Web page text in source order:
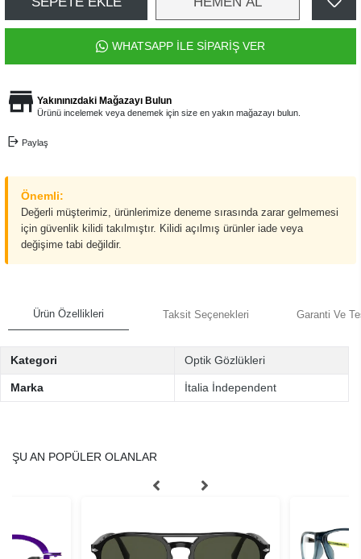
WHATSAPP İLE SİPARİŞ VER
Yakınınızdaki Mağazayı Bulun
Ürünü incelemek veya denemek için size en yakın mağazayı bulun.
Paylaş
Önemli:
Değerli müşterimiz, ürünlerimize deneme sırasında zarar gelmemesi
için güvenlik kilidi takılmıştır. Kilidi açılmış ürünler iade veya
değişime tabi değildir.
Ürün Özellikleri Taksit Seçenekleri Garanti Ve
Kategori Optik Gözlükleri
Marka İtalia İndependent
ŞU AN POPÜLER OLANLAR